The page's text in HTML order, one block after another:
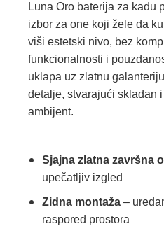
Luna Oro baterija za kadu
izbor za one koji žele da
viši estetski nivo, bez
funkcionalnosti i
uklapa uz zlatnu
detalje, stvarajući skladan
ambijent.
Sjajna zlatna završna
upečatljiv izgled
Zidna montaža –
raspored prostora